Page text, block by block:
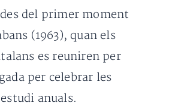
des del primer moment
(1963), quan els
es reuniren per
per celebrar les
anuals.